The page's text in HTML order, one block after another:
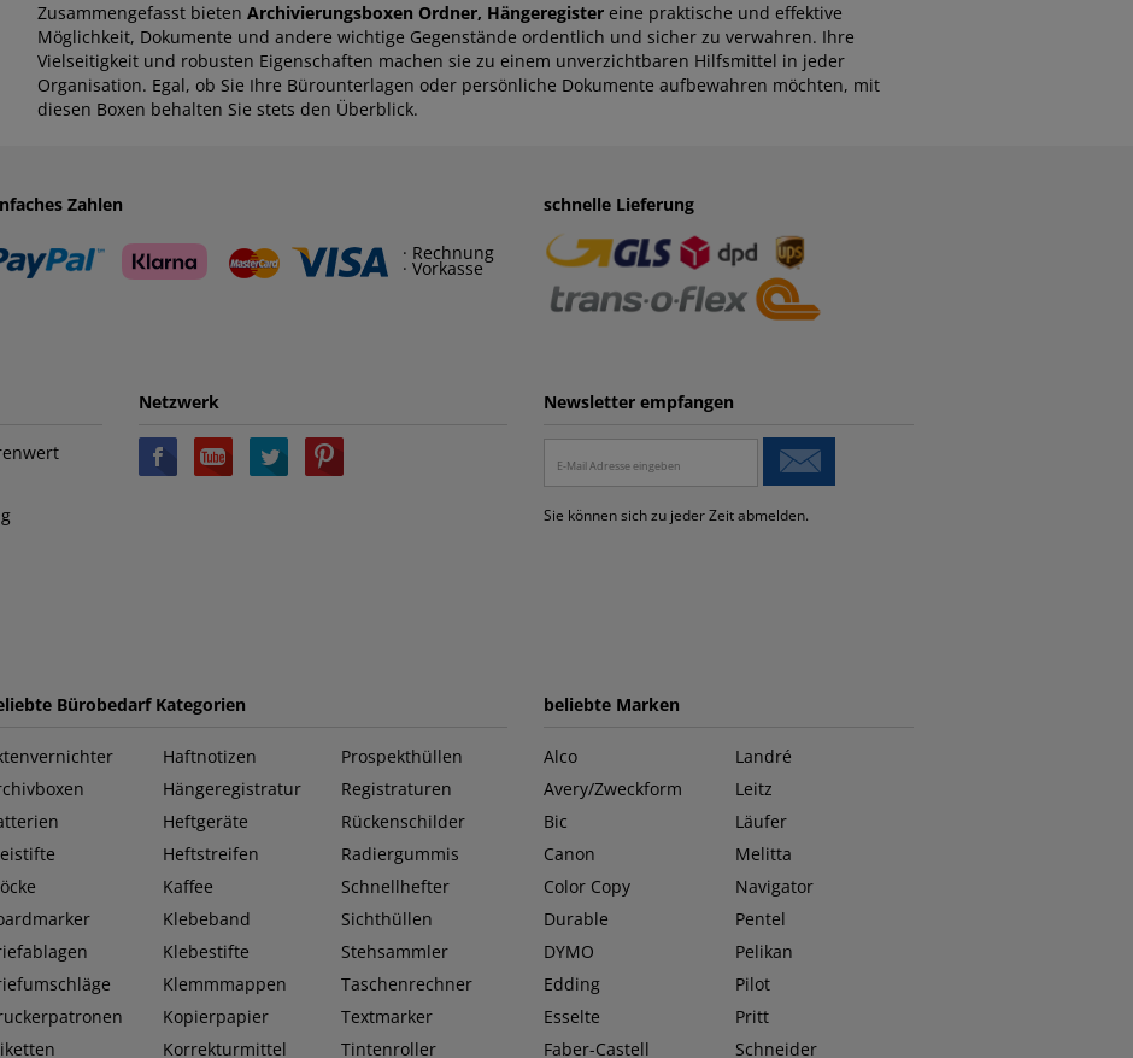
Zusammengefasst bieten Archivierungsboxen Ordner, Hängeregistereine praktische und effektive
Möglichkeit, Dokumente und andere wichtige Gegenstände ordentlich und sicher zu verwahren. Ihre
Vielseitigkeit und robusten Eigenschaften machen sie zu einem unverzichtbaren Hilfsmittel in jeder
Organisation. Egal, ob Sie Ihre Bürounterlagen oder persönliche Dokumente aufbewahren möchten, mit
diesen Boxen behalten Sie stets den Überblick.
Zahlen
· Rechnung
· Vorkasse
schnelle Lieferung
Netzwerk Newsletter empfangen
Sie können sich zu jeder Zeit abmelden.
Bürobedarf Kategorien
Haftnotizen
Hängeregistratur
Heftgeräte
Heftstreifen
Kaffee
Klebeband
Klebestifte
Klemmmappen
Kopierpapier
Korrekturmittel
Prospekthüllen
Registraturen
Rückenschilder
Radiergummis
Schnellhefter
Sichthüllen
Stehsammler
Taschenrechner
Textmarker
Tintenroller
beliebte Marken
Alco
Avery/Zweckform
Bic
Canon
Color Copy
Durable
DYMO
Edding
Esselte
Faber-Castell
Landré
Leitz
Läufer
Melitta
Navigator
Pentel
Pelikan
Pilot
Pritt
Schneider